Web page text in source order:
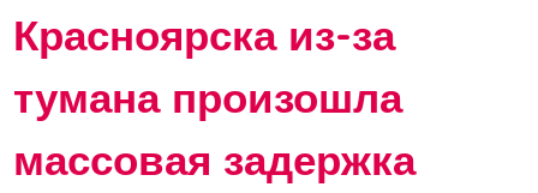
Красноярска из-за
тумана произошла
массовая задержка